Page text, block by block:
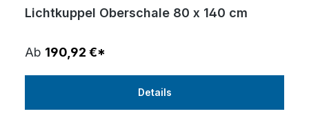
Lichtkuppel Oberschale 80 x 140 cm
Ab 190,92 €*
Details